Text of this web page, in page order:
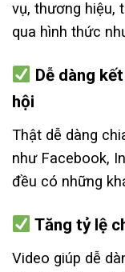
vụ, thương hiệu,
qua hình thức
Dễ dàng
hội
Thật dễ dàng
như Facebook,
đều có những
Tăng tỷ lệ
Video giúp dễ